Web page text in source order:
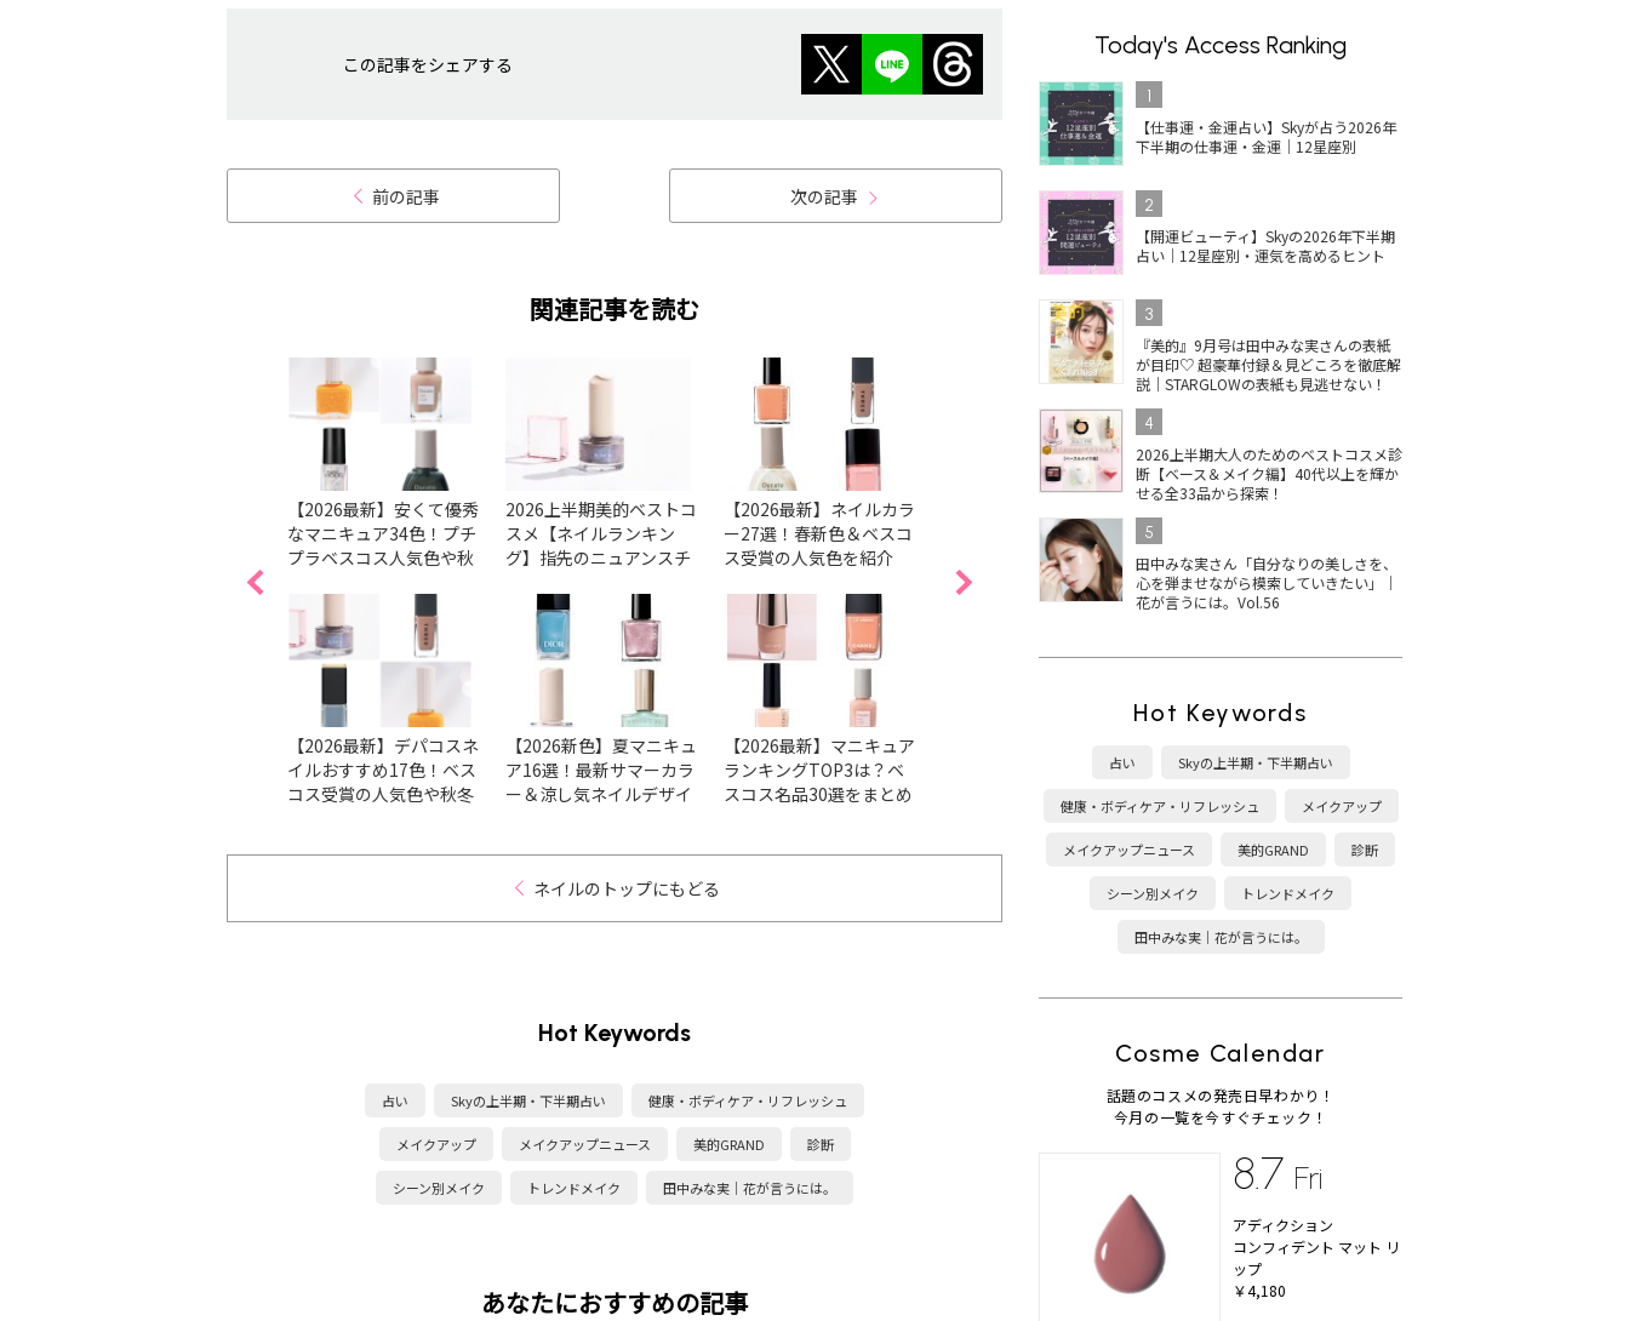
この記事をシェアする
前の記事 次の記事
関連記事を読む
【2026最新】安くて優秀
なマニキュア34色！プチ
プラベスコス人気色や秋
【2026最新】デパコスネ
イルおすすめ17色！ベス
コス受賞の人気色や秋冬
2026上半期美的ベストコ
スメ【ネイルランキン
グ】指先のニュアンスチ
本でかなう♡
【2026新色】夏マニキュ
ア16選！最新サマーカラ
ー＆涼し気ネイルデザイ
【2026最新】ネイルカラ
ー27選！春新色＆ベスコ
ス受賞の人気色を紹介
【2026最新】マニキュア
ランキングTOP3は？ベ
スコス名品30選をまとめ
気色38選！ベスコス受賞
色＆春の新色・限定色ま
とめ
ョンの人気ネイル5選！
ベスコス受賞色＆春新色
品ツヤベージュに注目
の人気色は？2025秋冬限
ーを紹介
ネイル！秋冬新色＆ベス
コス受賞は？
冬新色に注目！おすすめ
ネイルのトップにもどる
Hot Keywords
占い Skyの上半期・下半期占い 健康・ボディケア・リフレッシュ
メイクアップ メイクアップニュース 美的GRAND 診断
シーン別メイク トレンドメイク 田中みな実｜花が言うには。
あなたにおすすめの記事
Today's Access Ranking
1
【仕事運・金運占い】Skyが占う2026年
下半期の仕事運・金運｜12星座別
2
【開運ビューティ】Skyの2026年下半期
占い｜12星座別・運気を高めるヒント
3
『美的』9月号は田中みな実さんの表紙
が目印♡ 超豪華付録＆見どころを徹底解
説｜STARGLOWの表紙も見逃せない！
4
2026上半期大人のためのベストコスメ診
断【ベース＆メイク編】40代以上を輝か
せる全33品から探索！
5
田中みな実さん「自分なりの美しさを、
心を弾ませながら模索していきたい」｜
花が言うには。Vol.56
Hot Keywords
占い Skyの上半期・下半期占い
健康・ボディケア・リフレッシュ メイクアップ
メイクアップニュース 美的GRAND 診断
シーン別メイク トレンドメイク
田中みな実｜花が言うには。
Cosme Calendar
話題のコスメの発売日早わかり！
今月の一覧を今すぐチェック！
8.7 Fri
アディクション
コンフィデント マット リ
ップ
￥4,180